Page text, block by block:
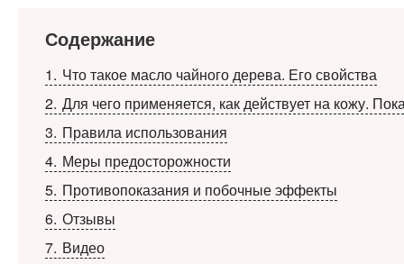
Содержание
1
Что такое масло чайного дерева. Его свойства
2 Для чего применяется, как действует на кожу.
3 Правила использования
4 Меры предосторожности
5 Противопоказания и побочные эффекты
6 Отзывы
7 Видео